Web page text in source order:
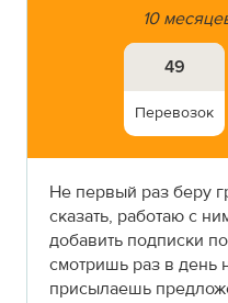
10
49
Перевозок
Не первый раз беру
сказать, работаю с
добавить подписки
смотришь раз в день
присылаешь